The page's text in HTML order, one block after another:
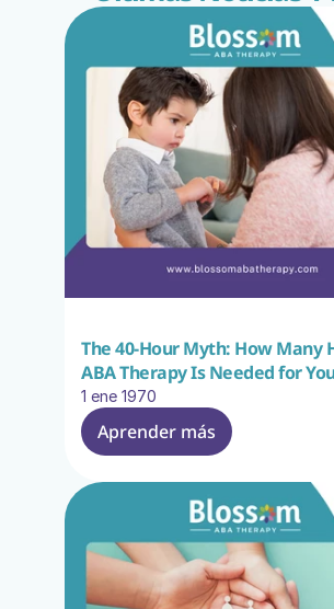
The 40-Hour Myth: How Many
ABA Therapy Is Needed for
1 ene 1970
Aprender más